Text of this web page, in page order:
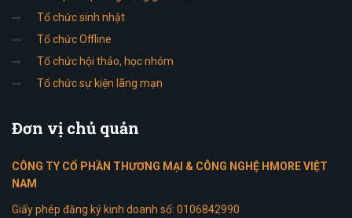
Tổ chức sinh nhật
Tổ chức Offline
Tổ chức hội thảo, học nhóm
Tổ chức sự kiện lãng mạn
Đơn vị chủ quản
CÔNG TY CỔ PHẦN THƯƠNG MẠI & CÔNG NGHỆ HMORE VIỆT
NAM
Giấy phép đăng ký kinh doanh số: 0106842990